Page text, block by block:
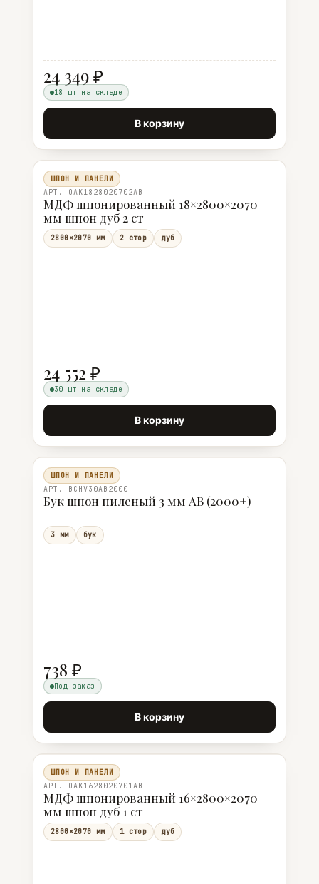
24 349 ₽
18 шт на складе
В корзину
ШПОН И ПАНЕЛИ
АРТ. OAK1828020702AB
МДФ шпонированный 18×2800×2070
мм шпон дуб 2 ст
2800×2070 мм 2 стор дуб
24 552 ₽
30 шт на складе
В корзину
ШПОН И ПАНЕЛИ
АРТ. BCHV30AB2000
Бук шпон пиленый 3 мм AB (2000+)
3 мм бук
738 ₽
Под заказ
В корзину
ШПОН И ПАНЕЛИ
АРТ. OAK1628020701AB
МДФ шпонированный 16×2800×2070
мм шпон дуб 1 ст
2800×2070 мм 1 стор дуб